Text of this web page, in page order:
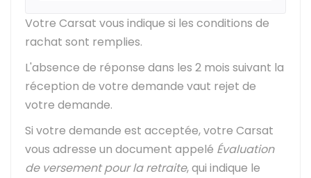
Votre Carsat vous indique si les conditions de
rachat sont remplies.
L'absence de réponse dans les 2 mois suivant la
réception de votre demande vaut rejet de
votre demande.
Si votre demande est acceptée, votre Carsat
vous adresse un document appelé Évaluation
de versement pour la retraite, qui indique le